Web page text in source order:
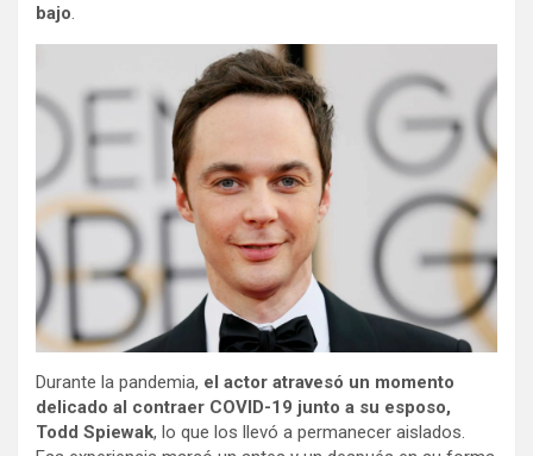
bajo.
Durante la pandemia, el actor atravesó un momento
delicado al contraer COVID-19 junto a su esposo,
Todd Spiewak, lo que los llevó a permanecer aislados.